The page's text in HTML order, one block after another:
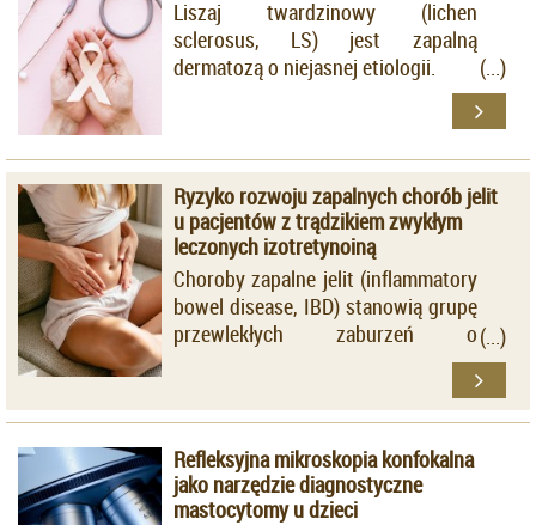
Liszaj twardzinowy (lichen
sclerosus, LS) jest zapalną
dermatozą o niejasnej etiologii.
Ryzyko rozwoju zapalnych chorób jelit
u pacjentów z trądzikiem zwykłym
leczonych izotretynoiną
Choroby zapalne jelit (inflammatory
bowel disease, IBD) stanowią grupę
przewlekłych zaburzeń o
charakterze autoimmunologicznym,
które cechuje wieloletni przebieg z
okresami zaostrzeń i remisji.
Refleksyjna mikroskopia konfokalna
jako narzędzie diagnostyczne
mastocytomy u dzieci